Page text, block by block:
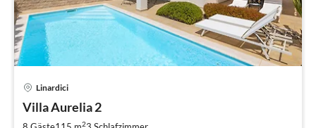
Linardici
Villa Aurelia 2
2